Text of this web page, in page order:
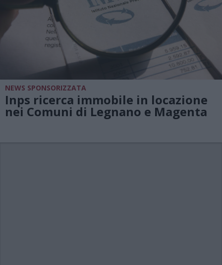
NEWS SPONSORIZZATA
Inps ricerca immobile in locazione
nei Comuni di Legnano e Magenta